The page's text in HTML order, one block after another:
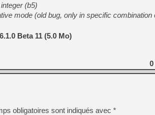
[Mo5] Brickboy cherche à
[GK] Minecraft et ses «
[GK] Beast of
[GK] Ubisoft : fin de partie
[GK] Mémoire cash -
[GK] Dan Houser (GTA)
[GK] Comment EA Sports
[GK] Crimson Moon : un
[GK] Isle of Reveries : le
[GK] Moonlighter 2 : The
[GK] Capcom relance
(b5)
mode (old bug, only in specific combination
Beta 11 (5.0 Mo)
0
obligatoires sont indiqués avec *